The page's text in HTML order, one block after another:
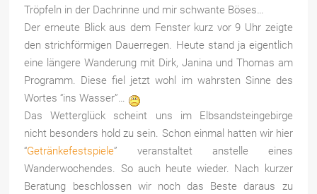
Tröpfeln in der Dachrinne und mir schwante Böses…
Der erneute Blick aus dem Fenster kurz vor 9 Uhr zeigte
den strichförmigen Dauerregen. Heute stand ja eigentlich
eine längere Wanderung mit Dirk, Janina und Thomas am
Programm. Diese fiel jetzt wohl im wahrsten Sinne des
Wortes “ins Wasser”…
Das Wetterglück scheint uns im Elbsandsteingebirge
nicht besonders hold zu sein. Schon einmal hatten wir hier
“Getränkefestspiele” veranstaltet anstelle eines
Wanderwochendes. So auch heute wieder. Nach kurzer
Beratung beschlossen wir noch das Beste daraus zu